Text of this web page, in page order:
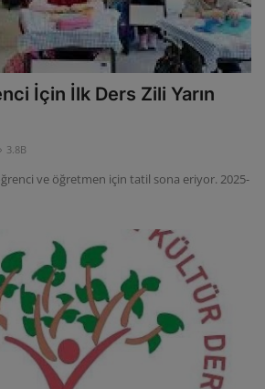
İçin İlk Ders Zili Yarın
3.8B
ve öğretmen için tatil sona eriyor. 2025-